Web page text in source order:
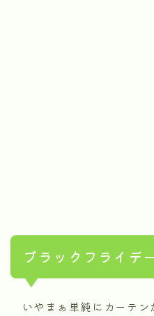
ブラックフライデ
いやまぁ単純にカーテン